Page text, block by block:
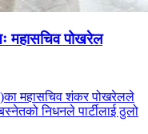
महासचिव पोखरेल
महासचिव शंकर पोखरेलले
निधनले पार्टीलाई ठुलो